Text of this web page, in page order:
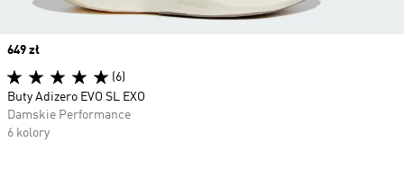
Price
649 zł
(6)
Buty Adizero EVO SL EXO
Damskie Performance
6 kolory